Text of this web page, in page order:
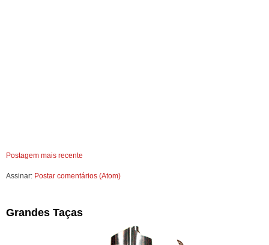
Postagem mais recente
Assinar: Postar comentários (Atom)
Grandes Taças